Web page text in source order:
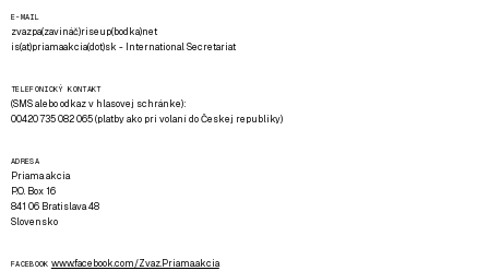
E-MAIL
zvazpa(zavináč)riseup(bodka)net
is(at)priamaakcia(dot)sk - International Secretariat
TELEFONICKÝ KONTAKT
(SMS alebo odkaz v hlasovej schránke):
00420 735 082 065 (platby ako pri volaní do Českej republiky)
ADRESA
Priama akcia
P.O. Box 16
841 06 Bratislava 48
Slovensko
FACEBOOK www.facebook.com/Zvaz.Priama.akcia